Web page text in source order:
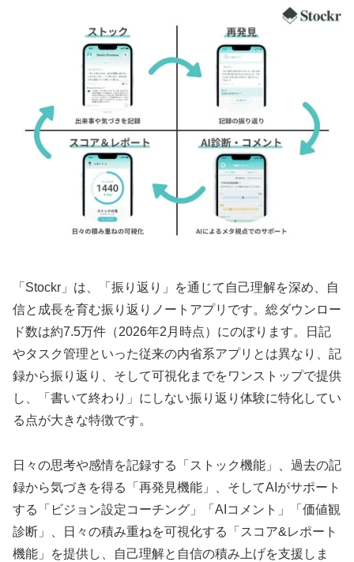
「Stockr」は、「振り返り」を通じて自己理解を深め、自
信と成長を育む振り返りノートアプリです。総ダウンロー
ド数は約7.5万件（2026年2月時点）にのぼります。日記
やタスク管理といった従来の内省系アプリとは異なり、記
録から振り返り、そして可視化までをワンストップで提供
し、「書いて終わり」にしない振り返り体験に特化してい
る点が大きな特徴です。
日々の思考や感情を記録する「ストック機能」、過去の記
録から気づきを得る「再発見機能」、そしてAIがサポート
する「ビジョン設定コーチング」「AIコメント」「価値観
診断」、日々の積み重ねを可視化する「スコア&レポート
機能」を提供し、自己理解と自信の積み上げを支援しま